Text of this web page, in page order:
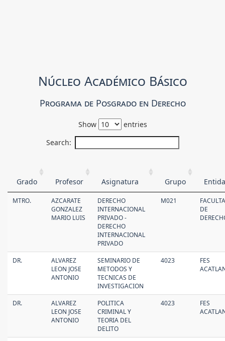
Núcleo Académico Básico
Programa de Posgrado en Derecho
Show
entries
Search:
Grado Profesor Asignatura Grupo
MTRO.
AZCARATE
GONZALEZ
MARIO LUIS
DERECHO
INTERNACIONAL
PRIVADO -
DERECHO
INTERNACIONAL
PRIVADO
M021
DE
DR.
ALVAREZ
LEON JOSE
ANTONIO
SEMINARIO DE
METODOS Y
TECNICAS DE
INVESTIGACION
4023
FES
DR.
ALVAREZ
LEON JOSE
ANTONIO
POLITICA
CRIMINAL Y
TEORIA DEL
DELITO
4023
FES